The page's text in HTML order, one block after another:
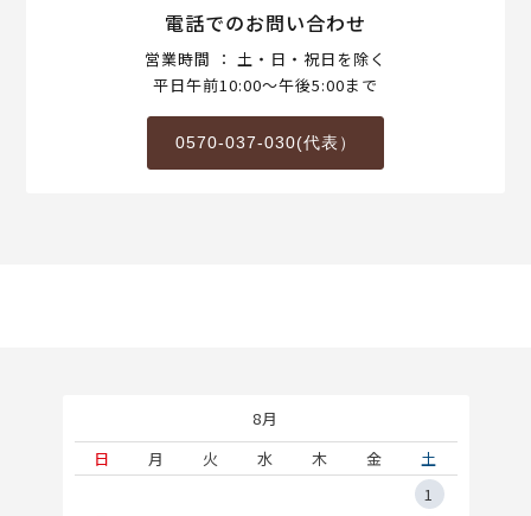
電話でのお問い合わせ
営業時間 ： 土・日・祝日を除く
平日午前10:00～午後5:00まで
0570-037-030(代表）
8月
日
月 火 水 木 金
土
1